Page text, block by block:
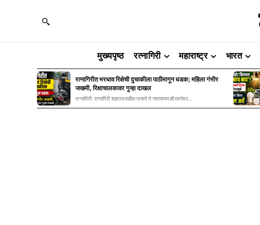
मुख्यपृष्ठ रत्नागिरी महाराष्ट्र भारत
रत्नागिरीत भरधाव रिक्षेची दुचाकीला पाठीमागून धडक; महिला गंभीर
जखमी, रिक्षाचालकावर गुन्हा दाखल
रत्नागिरी: रत्नागिरी शहराजवळील नाचणे ते नारायणमळी मार्गावर...